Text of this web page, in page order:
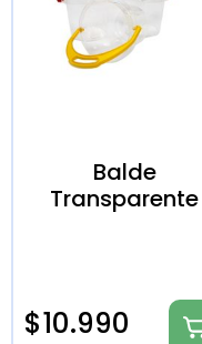
Balde
Transparente
$10.990